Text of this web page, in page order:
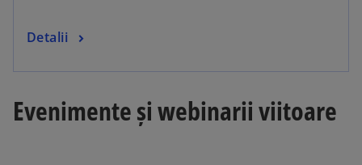
Detalii
Evenimente și webinarii viitoare